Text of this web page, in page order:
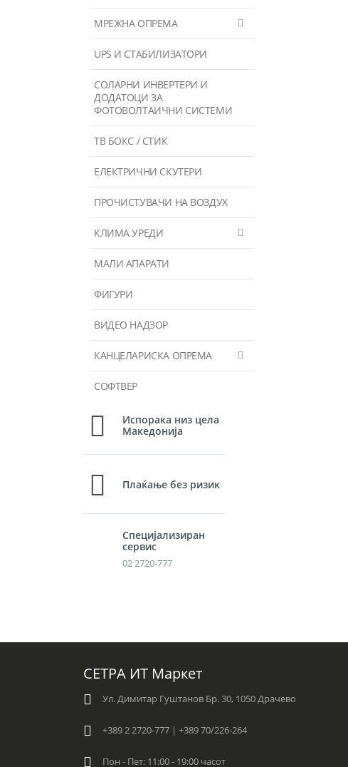
МРЕЖНА ОПРЕМА
UPS И СТАБИЛИЗАТОРИ
СОЛАРНИ ИНВЕРТЕРИ И
ДОДАТОЦИ ЗА
ФОТОВОЛТАИЧНИ СИСТЕМИ
ТВ БОКС / СТИК
ЕЛЕКТРИЧНИ СКУТЕРИ
ПРОЧИСТУВАЧИ НА ВОЗДУХ
КЛИМА УРЕДИ
МАЛИ АПАРАТИ
ФИГУРИ
ВИДЕО НАДЗОР
КАНЦЕЛАРИСКА ОПРЕМА
СОФТВЕР
Испорака низ цела
Македонија
Плаќање без ризик
Специјализиран
сервис
02 2720-777
СЕТРА ИТ Маркет
Ул. Димитар Гуштанов Бр. 30, 1050 Драчево
+389 2 2720-777 | +389 70/226-264
Пон - Пет: 11:00 - 19:00 часот